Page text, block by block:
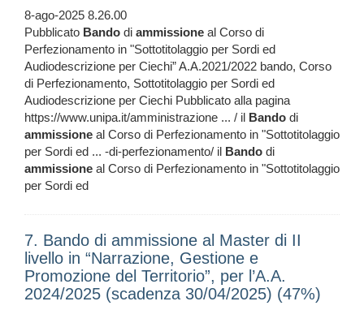
8-ago-2025 8.26.00
Pubblicato Bando di ammissione al Corso di
Perfezionamento in "Sottotitolaggio per Sordi ed
Audiodescrizione per Ciechi” A.A.2021/2022 bando, Corso
di Perfezionamento, Sottotitolaggio per Sordi ed
Audiodescrizione per Ciechi Pubblicato alla pagina
https://www.unipa.it/amministrazione ... / il Bando di
ammissione al Corso di Perfezionamento in "Sottotitolaggio
per Sordi ed ... -di-perfezionamento/ il Bando di
ammissione al Corso di Perfezionamento in "Sottotitolaggio
per Sordi ed
7. Bando di ammissione al Master di II
livello in “Narrazione, Gestione e
Promozione del Territorio”, per l’A.A.
2024/2025 (scadenza 30/04/2025) (47%)